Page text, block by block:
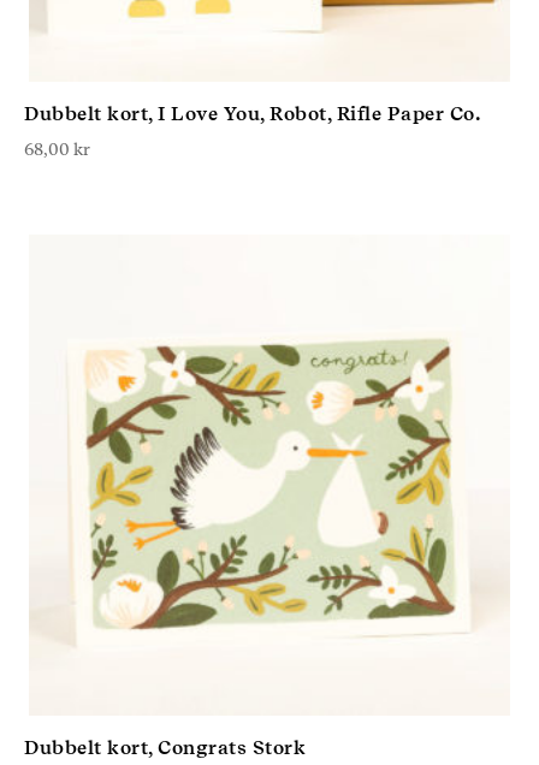
Dubbelt kort, I Love You, Robot, Rifle Paper Co.
68,00 kr
Dubbelt kort, Congrats Stork